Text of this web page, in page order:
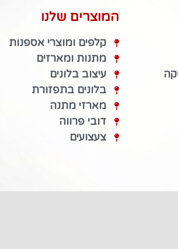
המוצרים שלנו
קלפים ומוצרי אספנות
מתנות ומארזים
עיצוב בלונים
בלונים בתפזורת
מארזי מתנה
דובי פרווה
צעצועים